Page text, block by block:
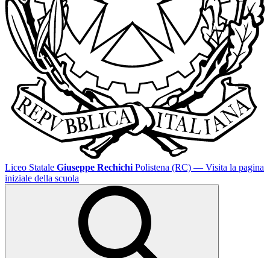
Liceo Statale Giuseppe Rechichi Polistena (RC) — Visita la pagina
iniziale della scuola